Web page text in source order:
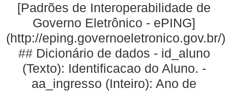
[Padrões de Interoperabilidade de
Governo Eletrônico - ePING]
(http://eping.governoeletronico.gov.br/)
## Dicionário de dados - id_aluno
(Texto): Identificacao do Aluno. -
aa_ingresso (Inteiro): Ano de